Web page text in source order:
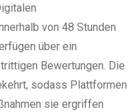
von 48 Stunden
über ein
Bewertungen. Die
sodass Plattformen
sie ergriffen